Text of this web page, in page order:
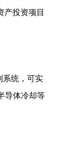
产投资项目
系统，可实
导体冷却等